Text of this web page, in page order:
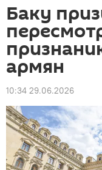
Баку
армян
10:34 29.06.2026